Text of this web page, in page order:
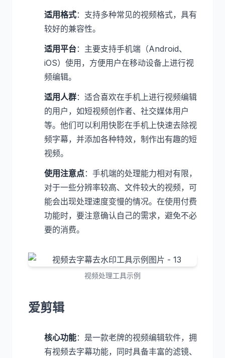
适用格式：支持多种常见的视频格式，具有
较好的兼容性。
适用平台：主要支持手机端（Android、
iOS）使用，方便用户在移动设备上进行视
频编辑。
适用人群：适合喜欢在手机上进行视频编辑
的用户，如短视频创作者、社交媒体用户
等。他们可以利用快影在手机上快速去除视
频字幕，并添加各种特效，制作出有趣的短
视频。
使用注意点：手机端的处理能力相对有限，
对于一些分辨率较高、文件较大的视频，可
能会出现处理速度变慢的情况。在使用付费
功能时，要注意确认自己的需求，避免不必
要的消费。
视频处理工具示例
爱剪辑
核心功能：是一款老牌的视频编辑软件，拥
有视频去字幕功能，同时具备丰富的滤镜、